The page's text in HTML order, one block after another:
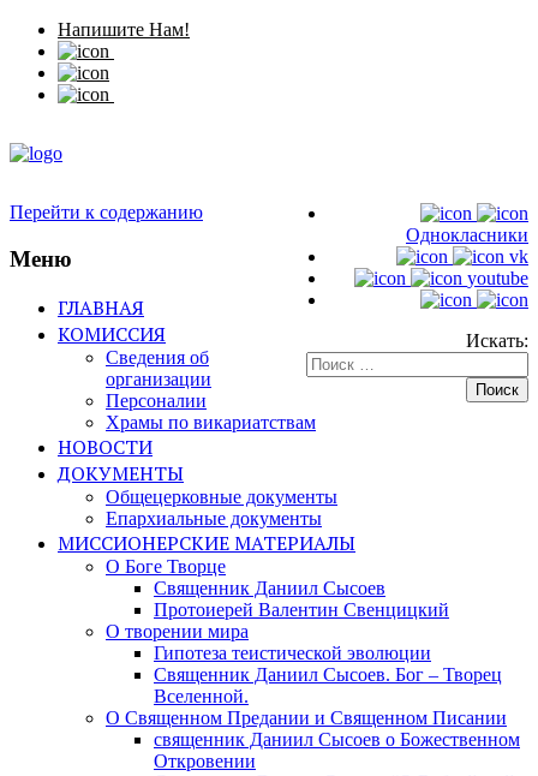
Напишите Нам!
Однокласники
vk
youtube
Искать:
Перейти к содержанию
Меню
ГЛАВНАЯ
КОМИССИЯ
Сведения об
организации
Персоналии
Храмы по викариатствам
НОВОСТИ
ДОКУМЕНТЫ
Общецерковные документы
Епархиальные документы
МИССИОНЕРСКИЕ МАТЕРИАЛЫ
О Боге Творце
Священник Даниил Сысоев
Протоиерей Валентин Свенцицкий
О творении мира
Гипотеза теистической эволюции
Священник Даниил Сысоев. Бог – Творец
Вселенной.
О Священном Предании и Священном Писании
священник Даниил Сысоев о Божественном
Откровении